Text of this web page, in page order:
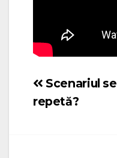
Navigare
în
Scenariul se
repetă?